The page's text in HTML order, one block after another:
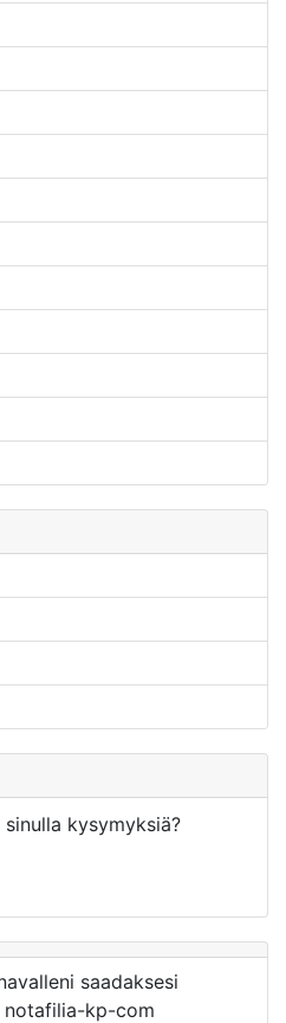
kysymyksiä?
saadaksesi
kp-com